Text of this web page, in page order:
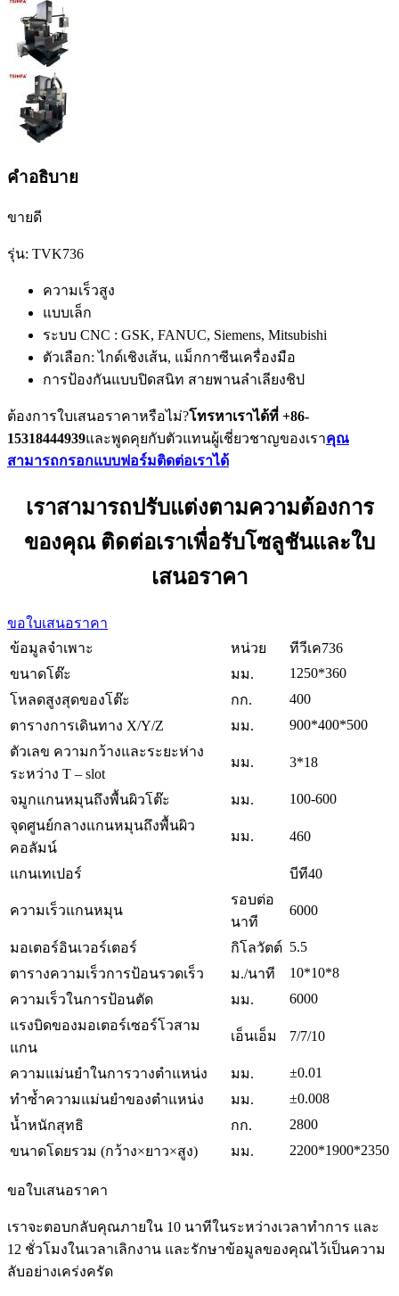
คำอธิบาย
ขายดี
รุ่น: TVK736
ความเร็วสูง
แบบเล็ก
ระบบ CNC : GSK, FANUC, Siemens, Mitsubishi
ตัวเลือก: ไกด์เชิงเส้น, แม็กกาซีนเครื่องมือ
การป้องกันแบบปิดสนิท สายพานลำเลียงชิป
ต้องการใบเสนอราคาหรือไม่?โทรหาเราได้ที่ +86-
15318444939และพูดคุยกับตัวแทนผู้เชี่ยวชาญของเราคุณ
สามารถกรอกแบบฟอร์มติดต่อเราได้
เราสามารถปรับแต่งตามความต้องการ
ของคุณ ติดต่อเราเพื่อรับโซลูชันและใบ
เสนอราคา
ขอใบเสนอราคา
ข้อมูลจำเพาะ
หน่วย
ทีวีเค736
ขนาดโต๊ะ
มม.
1250*360
โหลดสูงสุดของโต๊ะ
กก.
400
ตารางการเดินทาง X/Y/Z
มม.
900*400*500
ตัวเลข ความกว้างและระยะห่าง
ระหว่าง T – slot
มม. 3*18
จมูกแกนหมุนถึงพื้นผิวโต๊ะ มม.
100-600
จุดศูนย์กลางแกนหมุนถึงพื้นผิว
คอลัมน์
มม. 460
แกนเทเปอร์ บีที40
ความเร็วแกนหมุน
รอบต่อ
นาที
6000
มอเตอร์อินเวอร์เตอร์ กิโลวัตต์ 5.5
ตารางความเร็วการป้อนรวดเร็ว
ม./นาที
10*10*8
ความเร็วในการป้อนตัด
มม.
6000
แรงบิดของมอเตอร์เซอร์โวสาม
แกน
เอ็นเอ็ม 7/7/10
ความแม่นยำในการวางตำแหน่ง มม.
±0.01
ทำซ้ำความแม่นยำของตำแหน่ง
มม.
±0.008
น้ำหนักสุทธิ
กก.
2800
ขนาดโดยรวม (กว้าง×ยาว×สูง)
มม. 2200*1900*2350
ขอใบเสนอราคา
เราจะตอบกลับคุณภายใน 10 นาทีในระหว่างเวลาทำการ และ
12 ชั่วโมงในเวลาเลิกงาน และรักษาข้อมูลของคุณไว้เป็นความ
ลับอย่างเคร่งครัด